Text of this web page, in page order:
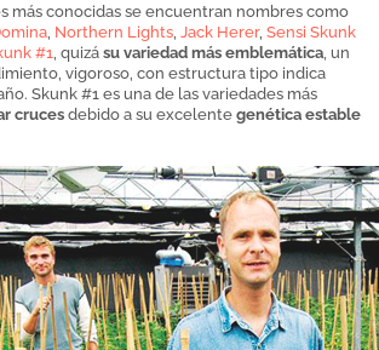
más conocidas se encuentran nombres como
Northern Lights Jack Herer, Sensi Skunk
#1 , quizá su variedad más emblemática , un
vigoroso, con estructura tipo indica
Skunk #1 es una de las variedades más
cruces debido a su excelente genética estable